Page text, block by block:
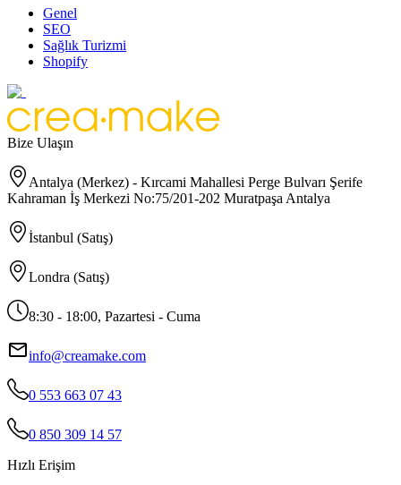
Genel
SEO
Sağlık Turizmi
Shopify
Bize Ulaşın
Antalya (Merkez) - Kırcami Mahallesi Perge Bulvarı Şerife
Kahraman İş Merkezi No:75/201-202 Muratpaşa Antalya
İstanbul (Satış)
Londra (Satış)
8:30 - 18:00, Pazartesi - Cuma
info@creamake.com
0 553 663 07 43
0 850 309 14 57
Hızlı Erişim